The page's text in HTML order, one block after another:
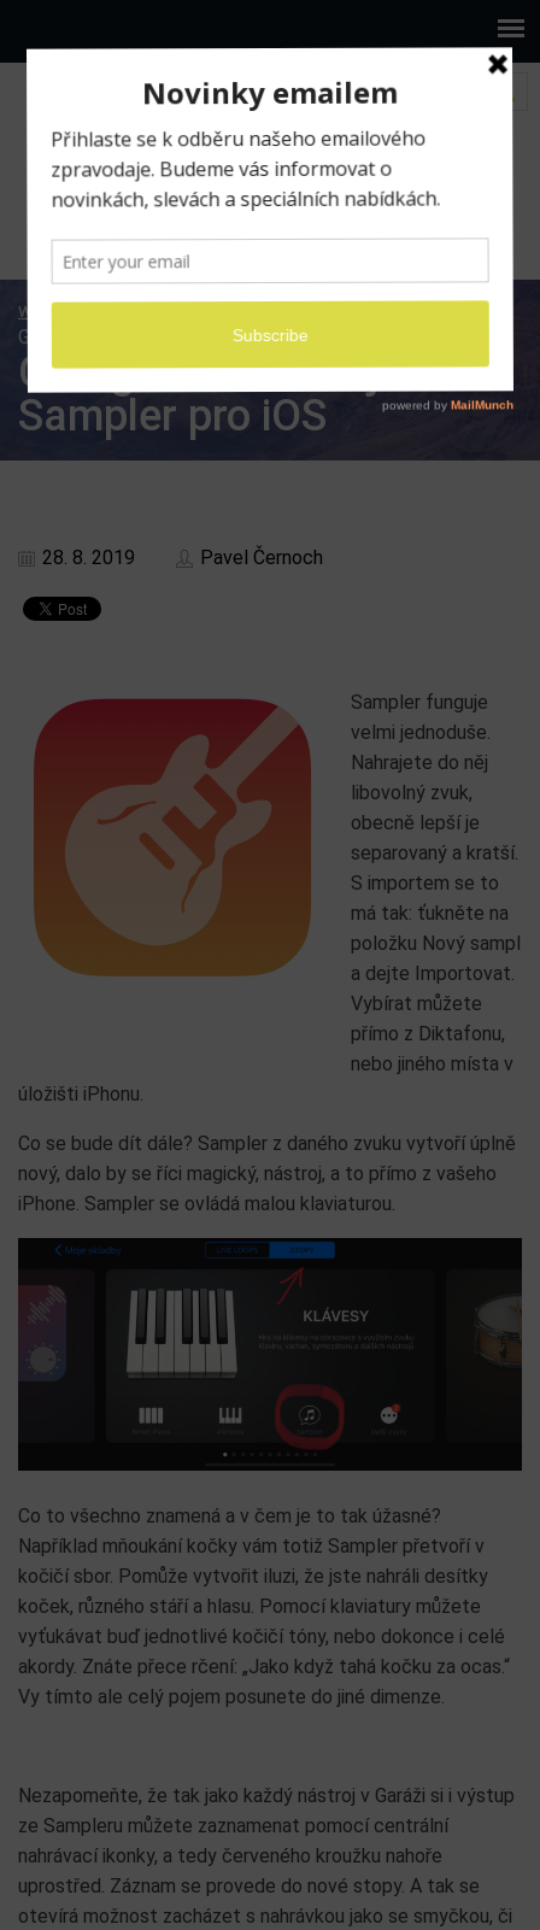
www.ilumio.cz BLOG
Garageband: Nabíjíme Sampler pro iOS
Garageband: Nabíjíme
Sampler pro iOS
28. 8. 2019 Pavel Černoch
Sampler funguje
velmi jednoduše.
Nahrajete do něj
libovolný zvuk,
obecně lepší je
separovaný a kratší.
S importem se to
má tak: ťukněte na
položku Nový sampl
a dejte Importovat.
Vybírat můžete
přímo z Diktafonu,
nebo jiného místa v
úložišti iPhonu.
Co se bude dít dále? Sampler z daného zvuku vytvoří úplně
nový, dalo by se říci magický, nástroj, a to přímo z vašeho
iPhone. Sampler se ovládá malou klaviaturou.
Co to všechno znamená a v čem je to tak úžasné?
Například mňoukání kočky vám totiž Sampler přetvoří v
kočičí sbor. Pomůže vytvořit iluzi, že jste nahráli desítky
koček, různého stáří a hlasu. Pomocí klaviatury můžete
vyťukávat buď jednotlivé kočičí tóny, nebo dokonce i celé
akordy. Znáte přece rčení: „Jako když tahá kočku za ocas.“
Vy tímto ale celý pojem posunete do jiné dimenze.
Nezapomeňte, že tak jako každý nástroj v Garáži si i výstup
ze Sampleru můžete zaznamenat pomocí centrální
nahrávací ikonky, a tedy červeného kroužku nahoře
uprostřed. Záznam se provede do nové stopy. A tak se
otevírá možnost zacházet s nahrávkou jako se smyčkou, či